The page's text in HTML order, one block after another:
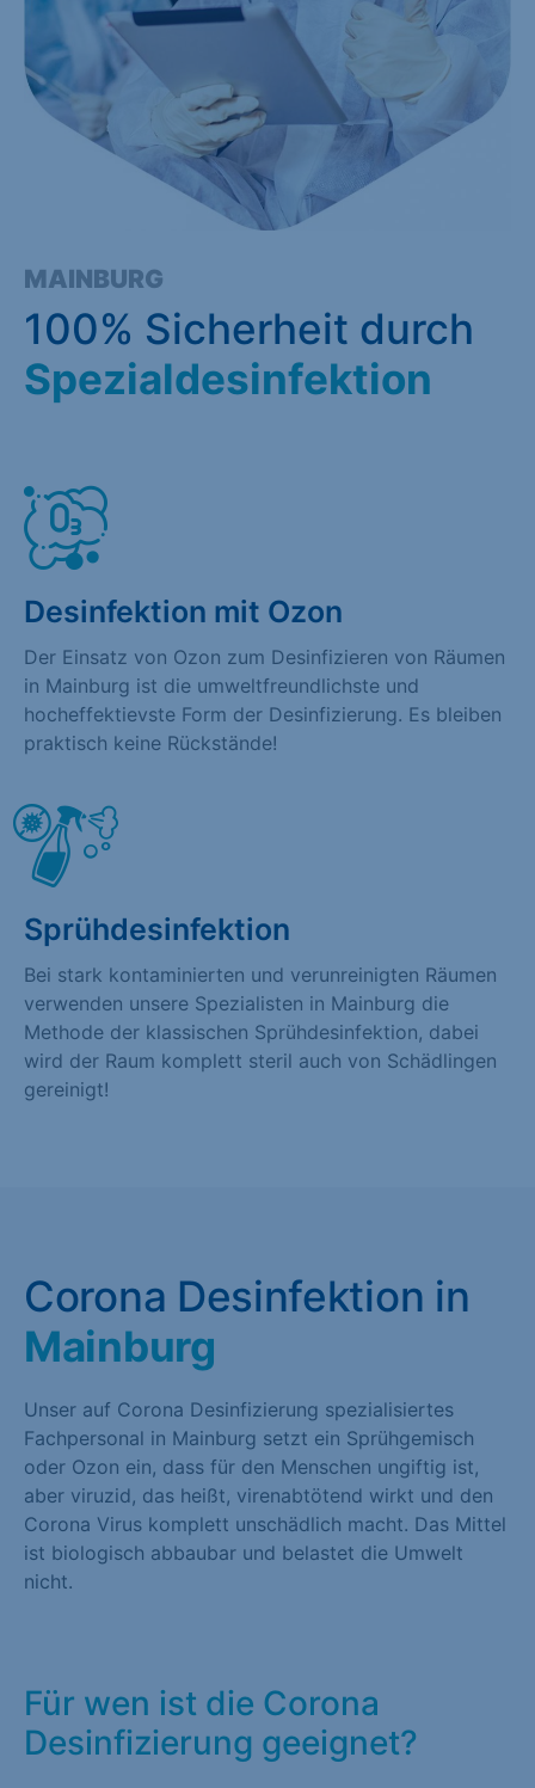
MAINBURG
100% Sicherheit durch
Spezialdesinfektion
Desinfektion mit Ozon
Der Einsatz von Ozon zum Desinfizieren von Räumen
in Mainburg ist die umweltfreundlichste und
hocheffektievste Form der Desinfizierung. Es bleiben
praktisch keine Rückstände!
Sprühdesinfektion
Bei stark kontaminierten und verunreinigten Räumen
verwenden unsere Spezialisten in Mainburg die
Methode der klassischen Sprühdesinfektion, dabei
wird der Raum komplett steril auch von Schädlingen
gereinigt!
Corona Desinfektion in
Mainburg
Unser auf Corona Desinfizierung spezialisiertes
Fachpersonal in Mainburg setzt ein Sprühgemisch
oder Ozon ein, dass für den Menschen ungiftig ist,
aber viruzid, das heißt, virenabtötend wirkt und den
Corona Virus komplett unschädlich macht. Das Mittel
ist biologisch abbaubar und belastet die Umwelt
nicht.
Für wen ist die Corona
Desinfizierung geeignet?